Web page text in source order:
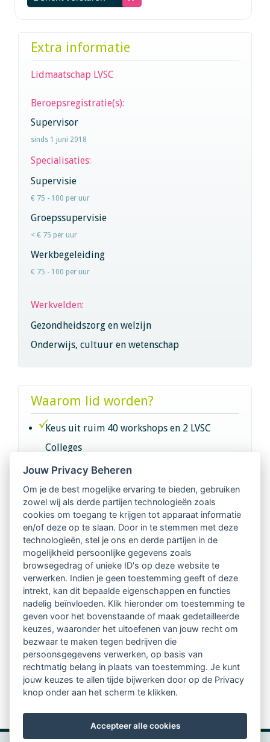
Extra informatie
Lidmaatschap LVSC
Beroepsregistratie(s):
Supervisor
sinds 1 juni 2018
Specialisaties:
Supervisie
€ 75 - 100 per uur
Groepssupervisie
< € 75 per uur
Werkbegeleiding
€ 75 - 100 per uur
Werkvelden:
Gezondheidszorg en welzijn
Onderwijs, cultuur en wetenschap
Waarom lid worden?
Keus uit ruim 40 workshops en 2 LVSC
Colleges
Intervisie met geregistreerde vakgenoten
Netwerk van 2100 professionals in 14
regio's
Vindbaar voor opdrachtgevers
Tijdschrift voor
Begeleidingskunde & kennisbank
Beroepsregistratie (LVSC keurmerk)
Lid worden van LVSC
Jouw Privacy Beheren
Om je de best mogelijke ervaring te bieden, gebruiken
zowel wij als derde partijen technologieën zoals
cookies om toegang te krijgen tot apparaat informatie
en/of deze op te slaan. Door in te stemmen met deze
technologieën, stel je ons en derde partijen in de
mogelijkheid persoonlijke gegevens zoals
browsegedrag of unieke ID's op deze website te
verwerken. Indien je geen toestemming geeft of deze
intrekt, kan dit bepaalde eigenschappen en functies
nadelig beïnvloeden. Klik hieronder om toestemming te
geven voor het bovenstaande of maak gedetailleerde
keuzes, waaronder het uitoefenen van jouw recht om
bezwaar te maken tegen bedrijven die
persoonsgegevens verwerken, op basis van
rechtmatig belang in plaats van toestemming. Je kunt
jouw keuzes te allen tijde bijwerken door op de Privacy
knop onder aan het scherm te klikken.
Accepteer alle cookies